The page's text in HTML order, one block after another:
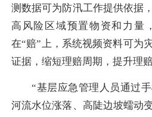
测数据可为防汛工作提供依据
高风险区域预置物资和力量
在“赔”上，系统视频资料可为
证据，缩短理赔周期，提升理
“基层应急管理人员通过
河流水位涨落、高陡边坡蠕动